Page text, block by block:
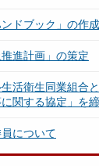
ンドブック」の作
推進計画」の策定
活衛生同業組合
関する協定」を
について